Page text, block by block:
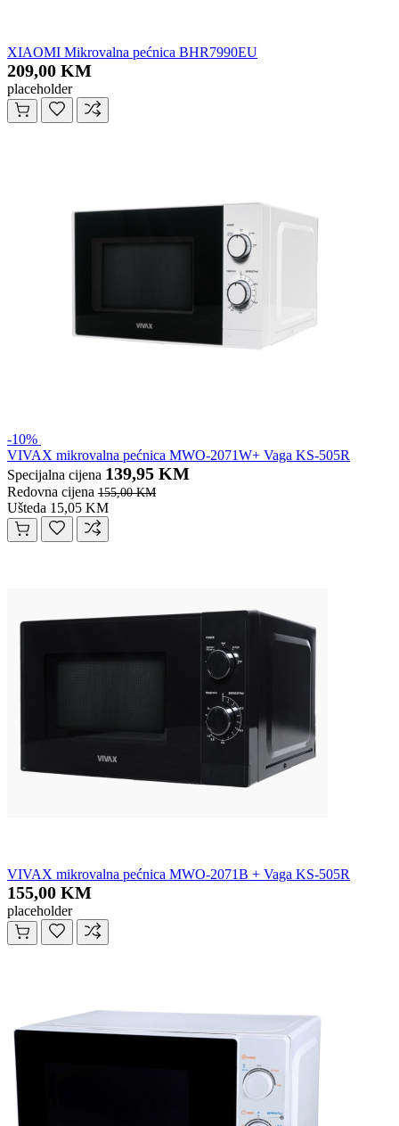
XIAOMI Mikrovalna pećnica BHR7990EU
209,00 KM
placeholder
-10%
VIVAX mikrovalna pećnica MWO-2071W+ Vaga KS-505R
Specijalna cijena 139,95 KM
Redovna cijena 155,00 KM
Ušteda 15,05 KM
VIVAX mikrovalna pećnica MWO-2071B + Vaga KS-505R
155,00 KM
placeholder